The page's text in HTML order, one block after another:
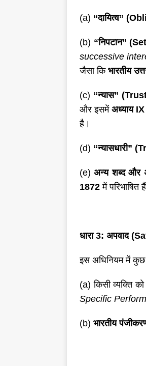
(a) “दायित्व”
(b) “निपटान”
successive
जैसा कि भारतीय
(c) “न्यास”
और इसमेंअध्याय
है।
(d) “न्यासधारी”
(e)अन्य शब्द और
1872 में परिभाषित
धारा 3: अपवाद
इस अधिनियम में
(a) किसी व्यक्ति
Specific
(b) भारतीय